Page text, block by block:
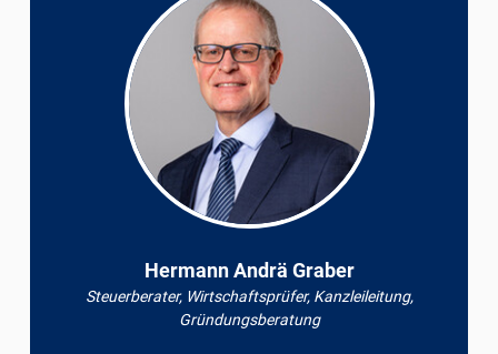
Hermann Andrä Graber
Steuerberater, Wirtschaftsprüfer, Kanzleileitung,
Gründungsberatung